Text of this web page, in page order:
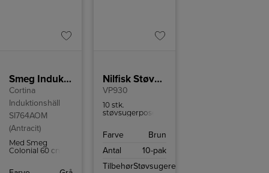
Smeg Induktionskogeplade SI764AOM
Cortina
Induktionshäll
SI764AOM
(Antracit)
Med Smeg
Colonial 60 cm
Nilfisk Støvsugerposer
VP930
10 stk.
støvsugerposer
GD930.
Farve
Brun
Antal
10-pak
TilbehørStøvsugere